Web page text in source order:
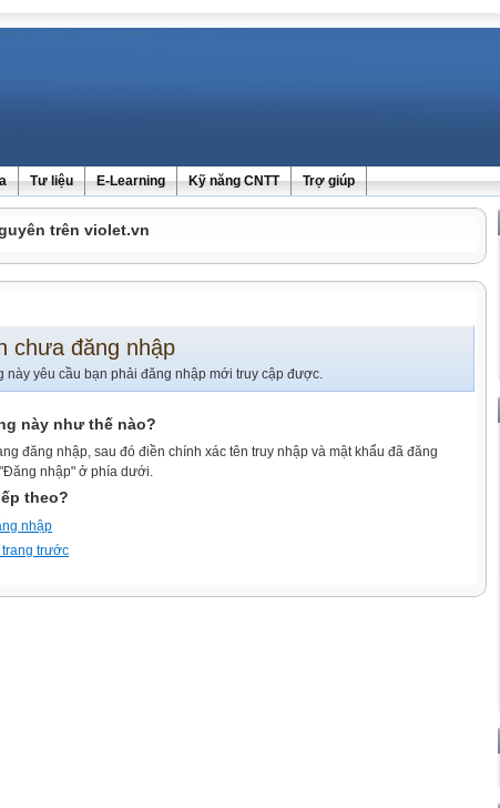
Tư liệu E-Learning Kỹ năng CNTT Trợ giúp
trên violet.vn
chưa đăng nhập
này yêu cầu bạn phải đăng nhập mới truy cập được.
này như thế nào?
đăng nhập, sau đó điền chính xác tên truy nhập và mật khẩu đã đăng
nhập" ở phía dưới.
theo?
nhập
trước